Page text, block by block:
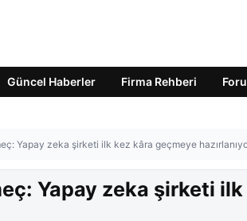
Güncel Haberler Firma Rehberi
Yapay zeka şirketi ilk kez kâra geçmeye
Yapay zeka şirketi